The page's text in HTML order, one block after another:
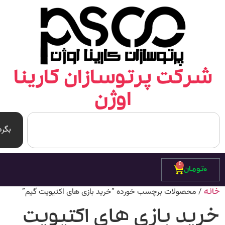
پرتوسازان کارینا
اوژن
تومان
/ محصولات برچسب خورده “خرید بازی های اکتیویت گیم”
بازی های اکتیویت